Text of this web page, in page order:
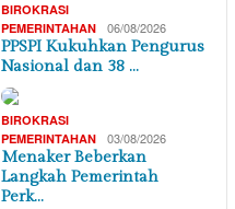
BIROKRASI
PEMERINTAHAN
06/08/2026
PPSPI Kukuhkan Pengurus
Nasional dan 38 …
BIROKRASI
PEMERINTAHAN
03/08/2026
Menaker Beberkan
Langkah Pemerintah
Perk…